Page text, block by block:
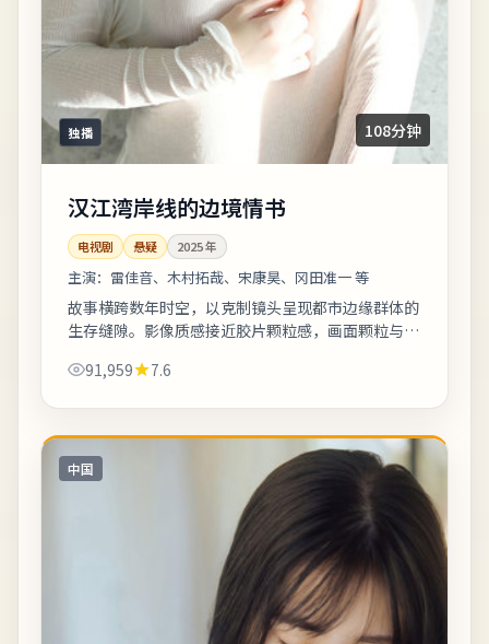
独播 108分钟
汉江湾岸线的边境情书
电视剧 悬疑 2025年
主演： 雷佳音、木村拓哉、宋康昊、冈田准一 等
故事横跨数年时空，以克制镜头呈现都市边缘群体的
生存缝隙。影像质感接近胶片颗粒感，画面颗粒与雨
旅行爱好者可按图索骥打卡。《汉江湾岸线...
91,959 7.6
中国